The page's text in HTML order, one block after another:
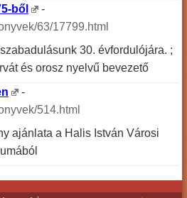
ből
-
63/17799.html
30. évfordulójára. ;
és orosz nyelvű bevezető
-
514.html
ajánlata a Halis István Városi